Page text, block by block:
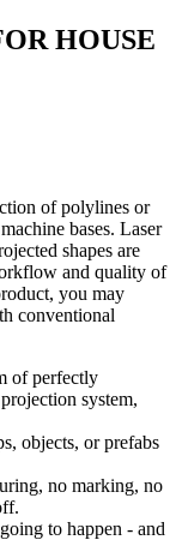
HOUSE
of polylines or
bases. Laser
shapes are
and quality of
you may
conventional
of perfectly
system,
objects, or prefabs
no marking, no
to happen - and